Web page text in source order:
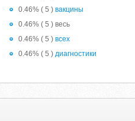
0.46% ( 5 ) вакцины
0.46% ( 5 ) весь
0.46% ( 5 ) всех
0.46% ( 5 ) диагностики